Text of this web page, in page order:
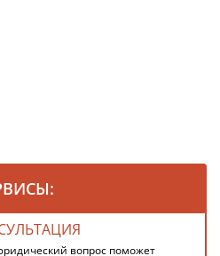
вопрос поможет